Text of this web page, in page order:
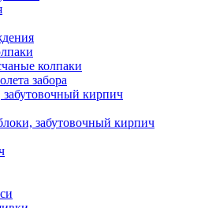
колпаки
забора
кирпич
забутовочный кирпич